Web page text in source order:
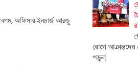
অফিসার ইনচার্জ আরজু
রোগে আক্রান্তদের
পড়ুন]